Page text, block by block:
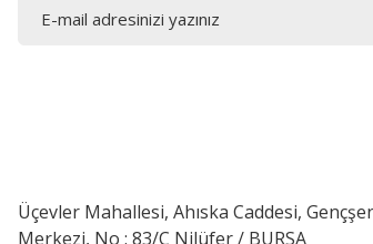
Üçevler Mahallesi, Ahıska Caddesi,
Merkezi, No : 83/C Nilüfer / BURSA